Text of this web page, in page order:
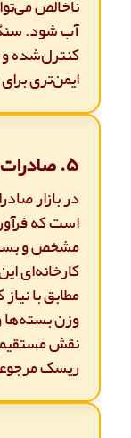
ناخالص
آب شود.
کنترل‌شده
ایمن‌تری
۵. صادرات و بازارهای بین‌المللی
در بازار
است که
مشخص و
کارخانه‌ای
مطابق با
وزن بسته‌ها
نقش
ریسک